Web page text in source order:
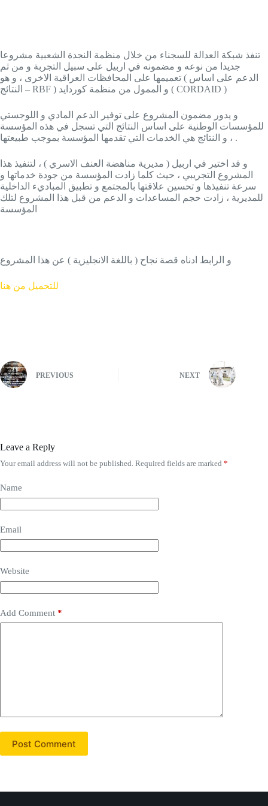
تنفذ شبكة العدالة للسجناء من خلال منظمة النجدة الشعبية مشروعا
جديدا من نوعه و مضمونه في اربيل على سبيل التجربة و من ثم
تعميمها على المحافظات العراقية الاخرى ، و هو ( الدعم على اساس
النتائج – RBF ) و الممول من منظمة كوردايد ( CORDAID )
و يدور مضمون المشروع على توفير الدعم المادي و اللوجستي
للمؤسسات الوطنية على اساس النتائج التي تسجل في هذه المؤسسة
، و النتائج هي الخدمات التي تقدمها المؤسسة بموجب طبيعتها .
و قد اختير في اربيل ( مديرية مناهضة العنف الاسري ) ، لتنفيذ هذا
المشروع التجريبي ، حيث كلما زادت المؤسسة من جودة خدماتها و
سرعة تنفيذها و تحسين علاقتها بالمجتمع و تطبيق المباديء الداخلية
للمديرية ، زادت حجم المساعدات و الدعم من قبل هذا المشروع لتلك
المؤسسة
و الرابط ادناه قصة نجاح ( باللغة الانجليزية ) عن هذا المشروع
للتحميل من هنا
PREVIOUS NEXT
Leave a Reply
Your email address will not be published. Required fields are marked *
Name
Email
Website
Add Comment *
Post Comment